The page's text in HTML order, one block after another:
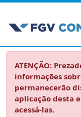
ATENÇÃO:
informações
permanecerão
aplicação desta
acessá-las.